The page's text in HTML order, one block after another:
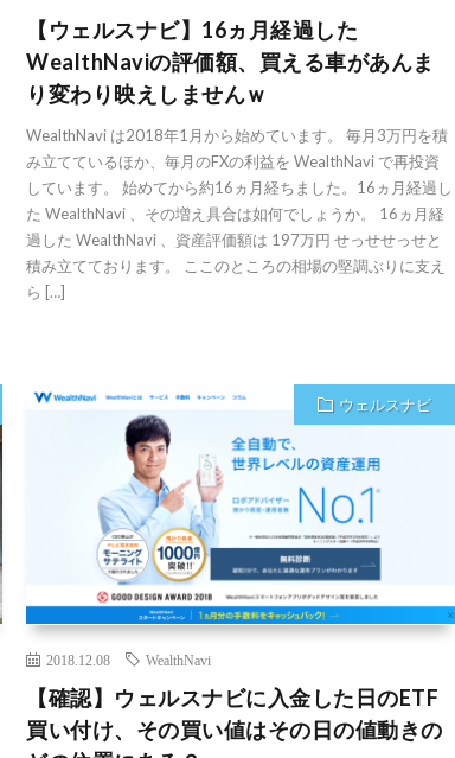
【ウェルスナビ】16ヵ月経過した
WealthNaviの評価額、買える車があんま
り変わり映えしませんｗ
WealthNavi は2018年1月から始めています。 毎月3万円を積
み立てているほか、毎月のFXの利益を WealthNavi で再投資
しています。 始めてから約16ヵ月経ちました。16ヵ月経過し
た WealthNavi 、その増え具合は如何でしょうか。 16ヵ月経
過した WealthNavi 、資産評価額は 197万円 せっせせっせと
積み立てております。 ここのところの相場の堅調ぶりに支え
ら […]
ウェルスナビ
2018.12.08 WealthNavi
【確認】ウェルスナビに入金した日のETF
買い付け、その買い値はその日の値動きの